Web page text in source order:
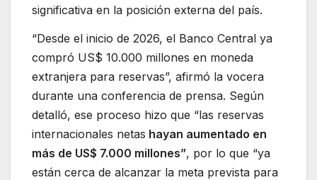
significativa en la posición externa del país.
“Desde el inicio de 2026, el Banco Central ya
compró US$ 10.000 millones en moneda
extranjera para reservas”, afirmó la vocera
durante una conferencia de prensa. Según
detalló, ese proceso hizo que “las reservas
internacionales netas hayan aumentado en
más de US$ 7.000 millones”, por lo que “ya
están cerca de alcanzar la meta prevista para